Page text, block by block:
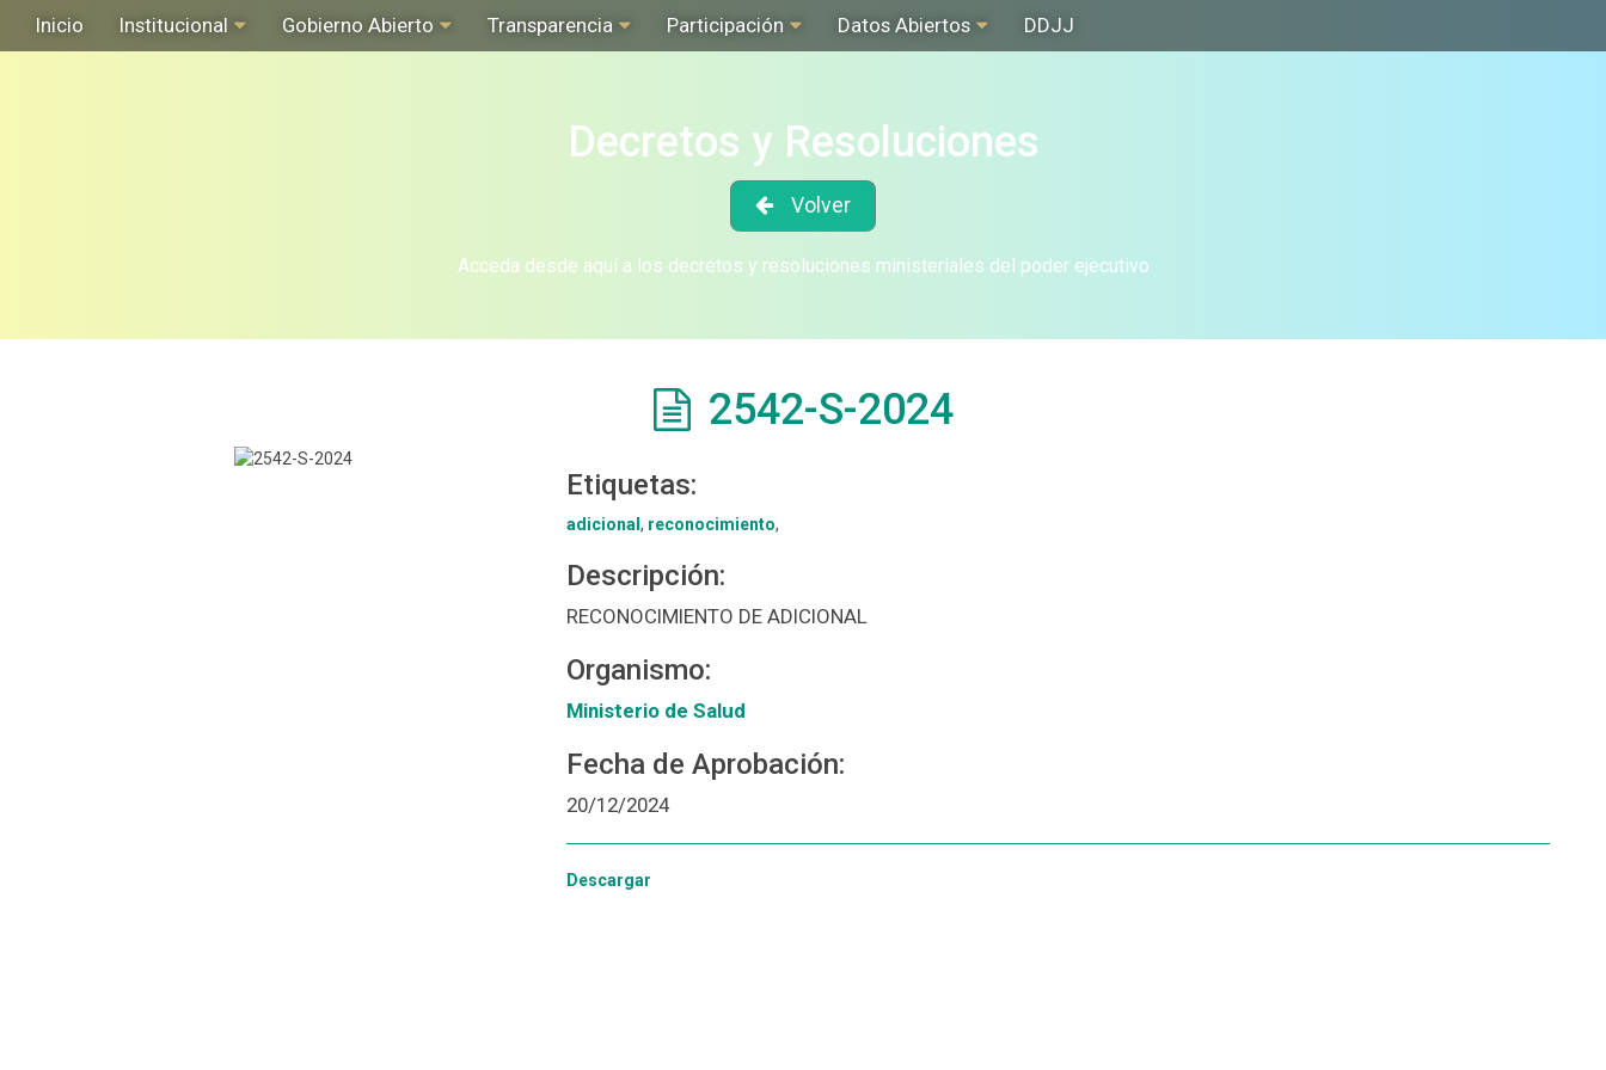
Inicio Institucional Gobierno Abierto Transparencia Participación Datos Abiertos DDJJ
Decretos y Resoluciones
Volver
Acceda desde aquí a los decretos y resoluciones ministeriales del poder ejecutivo
2542-S-2024
Etiquetas:
adicional , reconocimiento,
Descripción:
RECONOCIMIENTO DE ADICIONAL
Organismo:
Ministerio de Salud
Fecha de Aprobación:
20/12/2024
Descargar